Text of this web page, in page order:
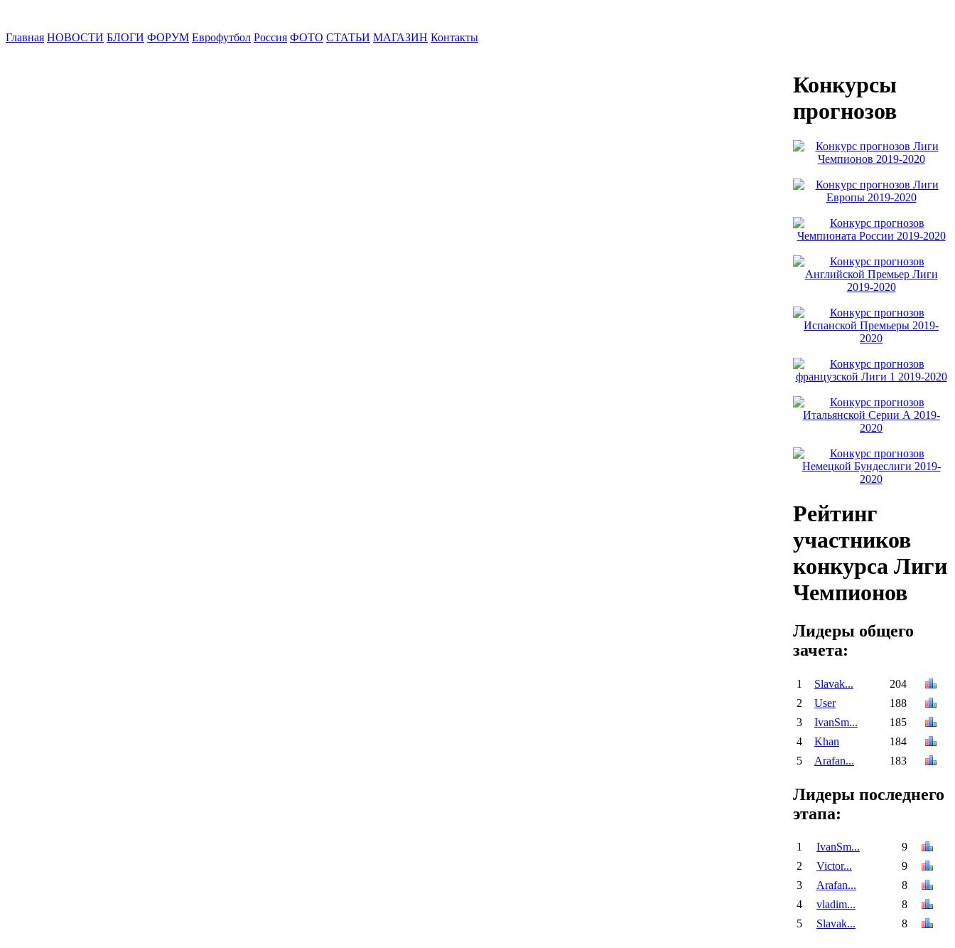
Главная НОВОСТИ БЛОГИ ФОРУМ Еврофутбол Россия ФОТО СТАТЬИ МАГАЗИН Контакты
Конкурсы
прогнозов
Рейтинг
участников
конкурса Лиги
Чемпионов
Лидеры общего
зачета:
1 Slavak...
204
2
User
188
3
IvanSm...
185
4
Khan
184
5
Arafan... 183
Лидеры последнего
этапа:
1 IvanSm...
9
2
Victor...
9
3
Arafan...
8
4
vladim...
8
5
Slavak... 8